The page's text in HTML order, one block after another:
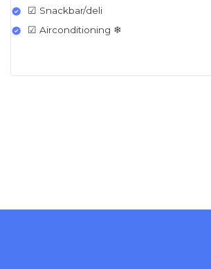
☑ Snackbar/deli
☑ Airconditioning ❄